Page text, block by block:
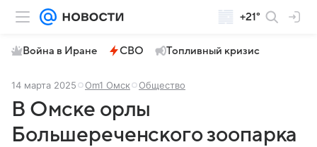
+21°
Война в Иране СВО Топливный кризис
14 марта 2025 Om1 Омск Общество
В Омске орлы
Большереченского зоопарка